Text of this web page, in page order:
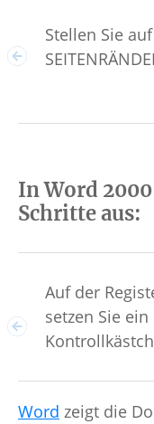
Stellen Sie
In Word
Schritte aus:
Auf der
setzen Sie
Word zeigt die